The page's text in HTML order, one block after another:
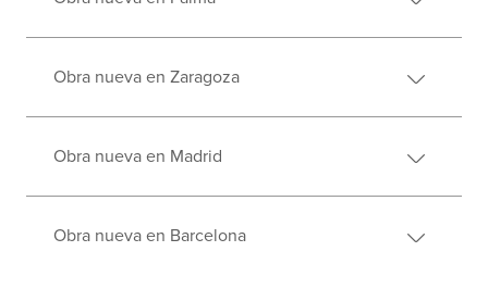
Obra nueva en Zaragoza
Obra nueva en Madrid
Obra nueva en Barcelona